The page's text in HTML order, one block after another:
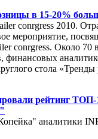
в 15-20%
conrgress 2010.
мероприятие,
conrgress. Около 70
стола
рейтинг ТОП-
аналитики